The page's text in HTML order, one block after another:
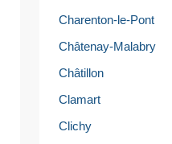
Charenton-le-Pont
Châtenay-Malabry
Châtillon
Clamart
Clichy